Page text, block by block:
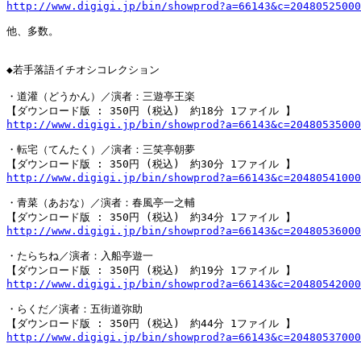
http://www.digigi.jp/bin/
他、多数。
◆若手落語イチオシコレクション
・道灌（どうかん）／演者：三遊亭王楽
http://www.digigi.jp/bin/
・転宅（てんたく）／演者：三笑亭朝夢
http://www.digigi.jp/bin/
・青菜（あおな）／演者：春風亭一之輔
http://www.digigi.jp/bin/
・たらちね／演者：入船亭遊一
http://www.digigi.jp/bin/
・らくだ／演者：五街道弥助
http://www.digigi.jp/bin/